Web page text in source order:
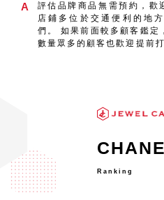
A
評估品牌商品無需預約，
店鋪多位於交通便利的地
們。 如果前面較多顧客鑑定
數量眾多的顧客也歡迎提前
Ranking